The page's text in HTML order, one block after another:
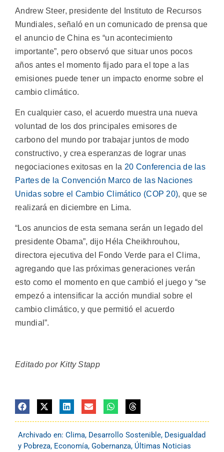
Andrew Steer, presidente del Instituto de Recursos
Mundiales, señaló en un comunicado de prensa que
el anuncio de China es “un acontecimiento
importante”, pero observó que situar unos pocos
años antes el momento fijado para el tope a las
emisiones puede tener un impacto enorme sobre el
cambio climático.
En cualquier caso, el acuerdo muestra una nueva
voluntad de los dos principales emisores de
carbono del mundo por trabajar juntos de modo
constructivo, y crea esperanzas de lograr unas
negociaciones exitosas en la 20 Conferencia de las
Partes de la Convención Marco de las Naciones
Unidas sobre el Cambio Climático (COP 20), que se
realizará en diciembre en Lima.
“Los anuncios de esta semana serán un legado del
presidente Obama”, dijo Héla Cheikhrouhou,
directora ejecutiva del Fondo Verde para el Clima,
agregando que las próximas generaciones verán
esto como el momento en que cambió el juego y “se
empezó a intensificar la acción mundial sobre el
cambio climático, y que permitió el acuerdo
mundial”.
Editado por Kitty Stapp
Archivado en: Clima, Desarrollo Sostenible, Desigualdad
y Pobreza, Economía, Gobernanza, Últimas Noticias